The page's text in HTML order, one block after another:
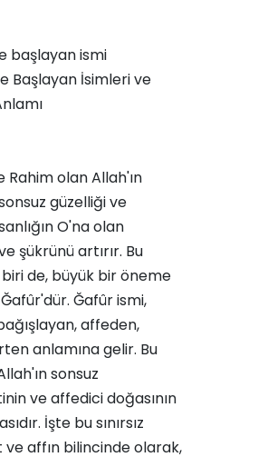
başlayan ismi
Başlayan İsimleri ve
Rahim olan Allah'ın
güzelliği ve
O'na olan
ve şükrünü artırır. Bu
de, büyük bir öneme
Ğafûr ismi,
affeden,
anlamına gelir. Bu
sonsuz
ve affedici doğasının
İşte bu sınırsız
affın bilincinde olarak,